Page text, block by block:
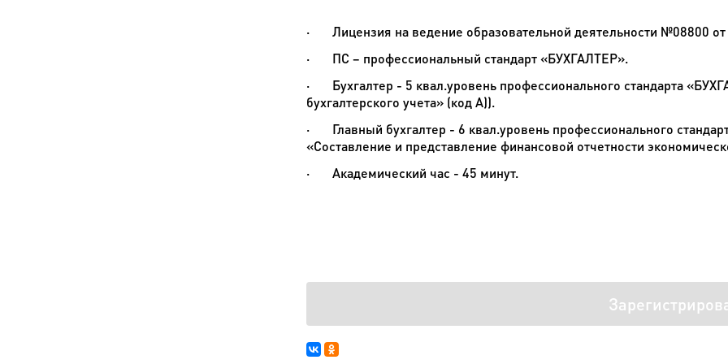
·
Лицензия на ведение образовательной деятельности №08800 от
·
ПС – профессиональный стандарт «БУХГАЛТЕР».
·
Бухгалтер - 5 квал.уровень профессионального стандарта
бухгалтерского учета» (код А)).
·
Главный бухгалтер - 6 квал.уровень профессионального
«Составление и представление финансовой отчетности
·
Академический час - 45 минут.